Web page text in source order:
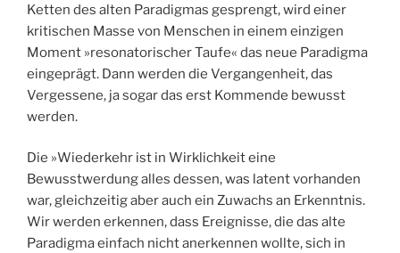
Ketten des alten Paradigmas gesprengt, wird einer
kritischen Masse von Menschen in einem einzigen
Moment »resonatorischer Taufe« das neue Paradigma
eingeprägt. Dann werden die Vergangenheit, das
Vergessene, ja sogar das erst Kommende bewusst
werden.
Die »Wiederkehr ist in Wirklichkeit eine
Bewusstwerdung alles dessen, was latent vorhanden
war, gleichzeitig aber auch ein Zuwachs an Erkenntnis.
Wir werden erkennen, dass Ereignisse, die das alte
Paradigma einfach nicht anerkennen wollte, sich in